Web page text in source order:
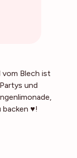
vom Blech ist
und
backen ♥!